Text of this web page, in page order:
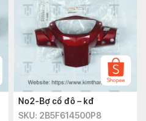
No2-Bợ cổ đô – kđ
SKU: 2B5F614500P8